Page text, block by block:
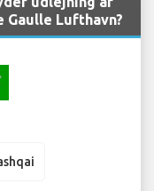
Gaulle Lufthavn?